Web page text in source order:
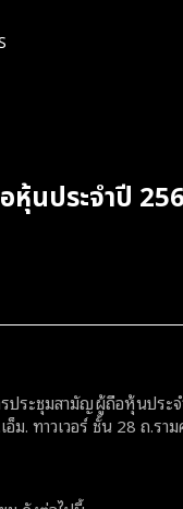
นประจำปี
รประชุมสามัญผู้ถือหุ้นปร
อ็ม. ทาวเวอร์ ชั้น 28 ถ.ร